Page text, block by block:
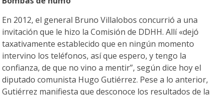
En 2012, el general Bruno Villalobos concurrió a una
invitación que le hizo la Comisión de DDHH. Allí «dejó
taxativamente establecido que en ningún momento
intervino los teléfonos, así que espero, y tengo la
confianza, de que no vino a mentir”, según dice hoy el
diputado comunista Hugo Gutiérrez. Pese a lo anterior,
Gutiérrez manifiesta que desconoce los resultados de la